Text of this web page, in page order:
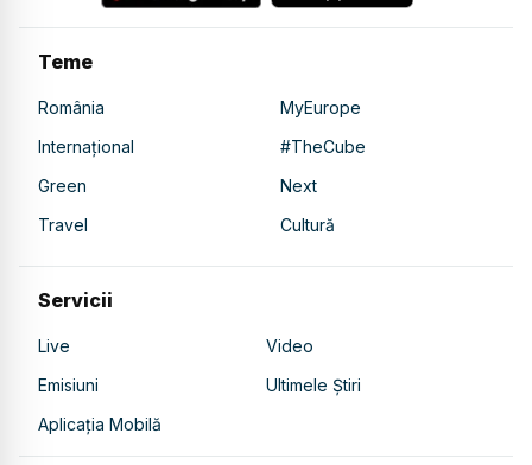
Teme
România
MyEurope
Internațional
#TheCube
Green
Next
Travel
Cultură
Servicii
Live
Video
Emisiuni
Ultimele Știri
Aplicația Mobilă